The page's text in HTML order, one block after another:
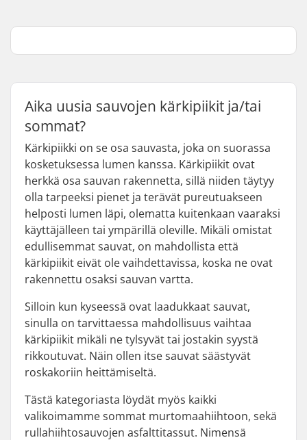
Aika uusia sauvojen kärkipiikit ja/tai
sommat?
Kärkipiikki on se osa sauvasta, joka on suorassa
kosketuksessa lumen kanssa. Kärkipiikit ovat
herkkä osa sauvan rakennetta, sillä niiden täytyy
olla tarpeeksi pienet ja terävät pureutuakseen
helposti lumen läpi, olematta kuitenkaan vaaraksi
käyttäjälleen tai ympärillä oleville. Mikäli omistat
edullisemmat sauvat, on mahdollista että
kärkipiikit eivät ole vaihdettavissa, koska ne ovat
rakennettu osaksi sauvan vartta.
Silloin kun kyseessä ovat laadukkaat sauvat,
sinulla on tarvittaessa mahdollisuus vaihtaa
kärkipiikit mikäli ne tylsyvät tai jostakin syystä
rikkoutuvat. Näin ollen itse sauvat säästyvät
roskakoriin heittämiseltä.
Tästä kategoriasta löydät myös kaikki
valikoimamme sommat murtomaahiihtoon, sekä
rullahiihtosauvojen asfalttitassut. Nimensä